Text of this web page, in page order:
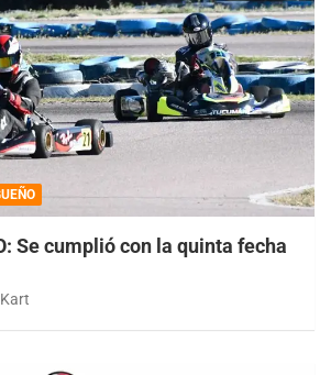
Se cumplió con la quinta fecha